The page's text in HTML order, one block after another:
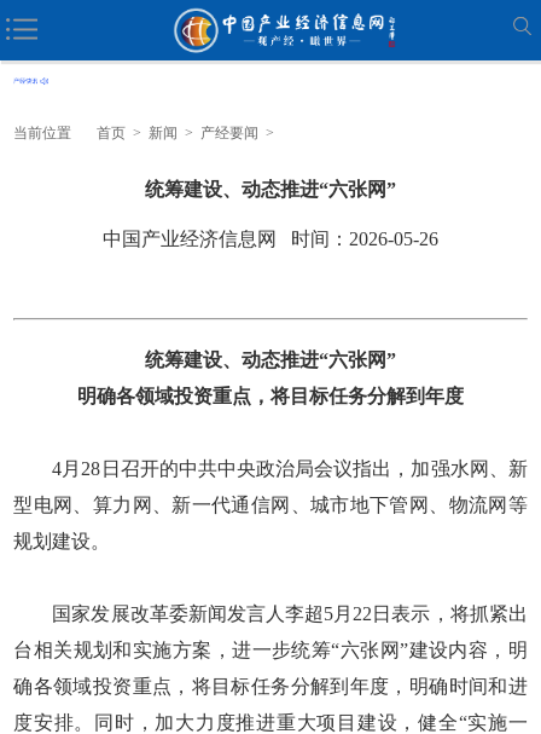
当前位置 首页 > 新闻 > 产经要闻 >
统筹建设、动态推进“六张网”
中国产业经济信息网 时间：2026-05-26
统筹建设、动态推进“六张网”
明确各领域投资重点，将目标任务分解到年度
4月28日召开的中共中央政治局会议指出，加强水网、新
型电网、算力网、新一代通信网、城市地下管网、物流网等
规划建设。
国家发展改革委新闻发言人李超5月22日表示，将抓紧出
台相关规划和实施方案，进一步统筹“六张网”建设内容，明
确各领域投资重点，将目标任务分解到年度，明确时间和进
度安排。同时，加大力度推进重大项目建设，健全“实施一